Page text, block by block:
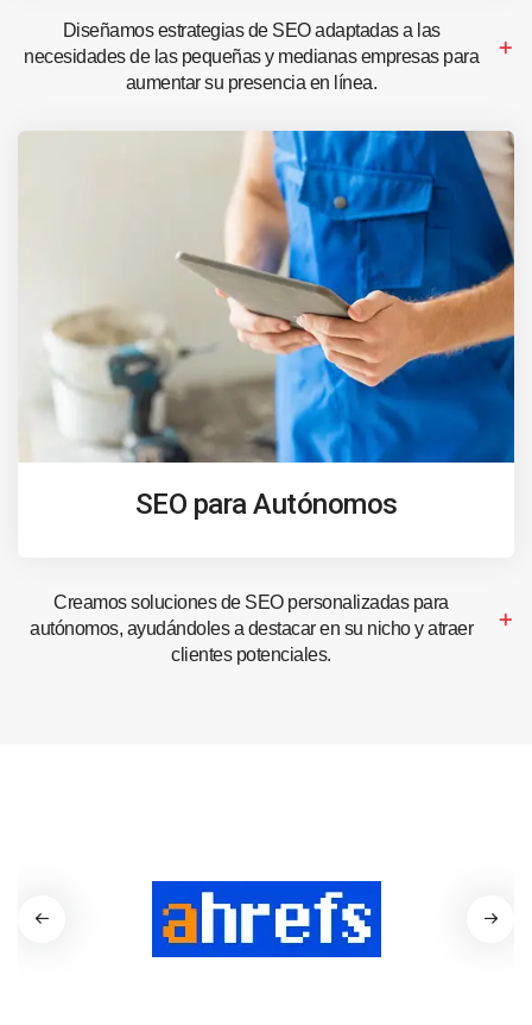
Diseñamos estrategias de SEO adaptadas a las
necesidades de las pequeñas y medianas empresas para
aumentar su presencia en línea.
SEO para Autónomos
Creamos soluciones de SEO personalizadas para
autónomos, ayudándoles a destacar en su nicho y atraer
clientes potenciales.